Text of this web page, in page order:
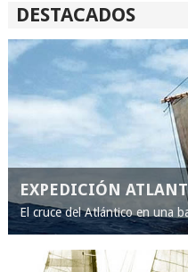
DESTACADOS
EXPEDICIÓN
El cruce del Atlántico en una